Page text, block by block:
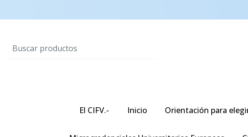
El CIFV.- Inicio Orientación para